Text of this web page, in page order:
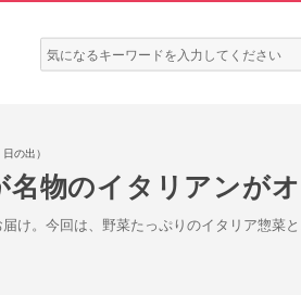
検
索:
の出）
物のイタリアンがオ
け。今回は、野菜たっぷりのイタリア惣菜